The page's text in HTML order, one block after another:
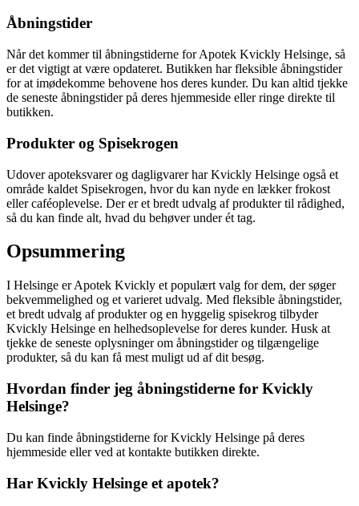
Åbningstider
Når det kommer til åbningstiderne for Apotek Kvickly Helsinge, så
er det vigtigt at være opdateret. Butikken har fleksible åbningstider
for at imødekomme behovene hos deres kunder. Du kan altid tjekke
de seneste åbningstider på deres hjemmeside eller ringe direkte til
butikken.
Produkter og Spisekrogen
Udover apoteksvarer og dagligvarer har Kvickly Helsinge også et
område kaldet Spisekrogen, hvor du kan nyde en lækker frokost
eller caféoplevelse. Der er et bredt udvalg af produkter til rådighed,
så du kan finde alt, hvad du behøver under ét tag.
Opsummering
I Helsinge er Apotek Kvickly et populært valg for dem, der søger
bekvemmelighed og et varieret udvalg. Med fleksible åbningstider,
et bredt udvalg af produkter og en hyggelig spisekrog tilbyder
Kvickly Helsinge en helhedsoplevelse for deres kunder. Husk at
tjekke de seneste oplysninger om åbningstider og tilgængelige
produkter, så du kan få mest muligt ud af dit besøg.
Hvordan finder jeg åbningstiderne for Kvickly
Helsinge?
Du kan finde åbningstiderne for Kvickly Helsinge på deres
hjemmeside eller ved at kontakte butikken direkte.
Har Kvickly Helsinge et apotek?